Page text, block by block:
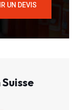
UN DEVIS